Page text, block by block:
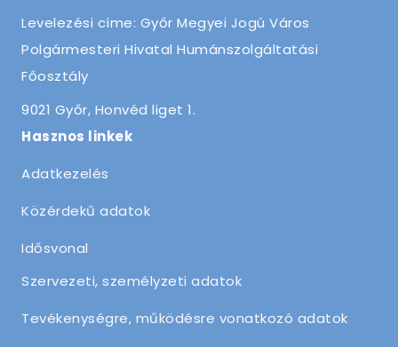
Levelezési címe: Győr Megyei Jogú Város
Polgármesteri Hivatal Humánszolgáltatási
Főosztály
9021 Győr, Honvéd liget 1.
Hasznos linkek
Adatkezelés
Közérdekű adatok
Idősvonal
Szervezeti, személyzeti adatok
Tevékenységre, működésre vonatkozó adatok